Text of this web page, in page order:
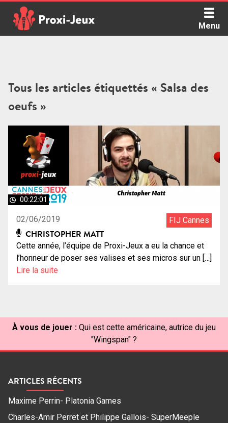
content
Menu
Tous les articles étiquettés « Salsa des
oeufs »
00:22:01
02/06/2019 FIJ Cannes
CHRISTOPHER MATT
Cette année, l’équipe de Proxi-Jeux a eu la chance et
l’honneur de poser ses valises et ses micros sur un […]
Lire la suite
À vous de jouer : Qui est cette américaine, autrice du jeu
"Wingspan" ?
ARTICLES RÉCENTS
Maxime Perrin- Platonia Games
Charles-Amir Perret et Philippe Gallois- SuperMeeple